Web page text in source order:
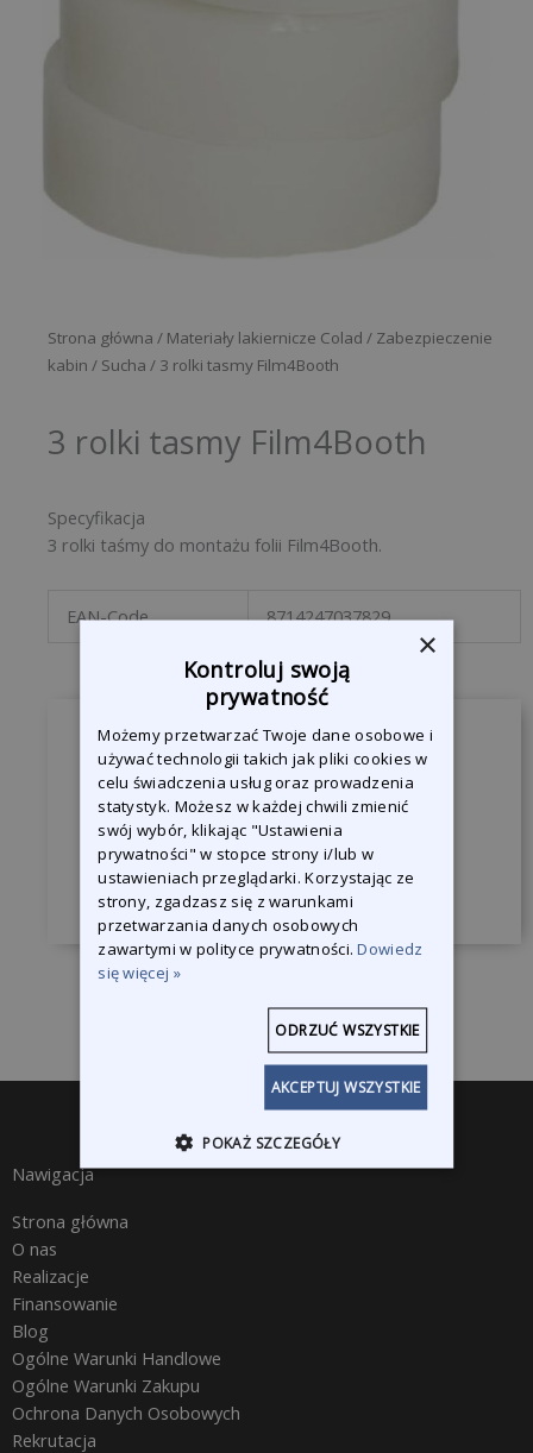
Strona główna / Materiały lakiernicze Colad / Zabezpieczenie
kabin / Sucha / 3 rolki tasmy Film4Booth
3 rolki tasmy Film4Booth
Specyfikacja
3 rolki taśmy do montażu folii Film4Booth.
EAN-Code 8714247037829
Zapytaj o produkt
Jesteśmy do Państwa dyspozycji, żeby
odpowiedzieć na wszystkie pytania.
Skontaktuj się z nami
Nawigacja
Strona główna
O nas
Realizacje
Finansowanie
Blog
Ogólne Warunki Handlowe
Ogólne Warunki Zakupu
Ochrona Danych Osobowych
Rekrutacja
×
Kontroluj swoją
prywatność
Możemy przetwarzać Twoje dane osobowe i
używać technologii takich jak pliki cookies w
celu świadczenia usług oraz prowadzenia
statystyk. Możesz w każdej chwili zmienić
swój wybór, klikając "Ustawienia
prywatności" w stopce strony i/lub w
ustawieniach przeglądarki. Korzystając ze
strony, zgadzasz się z warunkami
przetwarzania danych osobowych
zawartymi w polityce prywatności.Dowiedz
się więcej »
AKCEPTUJ WSZYSTKIE
ODRZUĆ WSZYSTKIE
POKAŻ SZCZEGÓŁY